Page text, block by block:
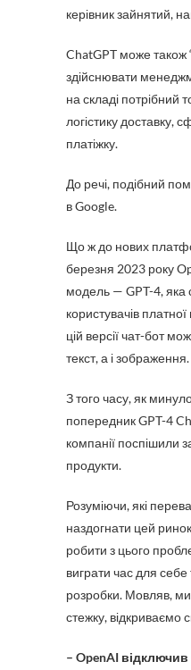
керівник зайнятий,
ChatGPT може також
здійснювати
на складі потрібний
логістику доставку,
платіжку.
До речі, подібний
в Google.
Що ж до нових
березня 2023 року
модель — GPT-4, яка
користувачів
цій версії чат-бот
текст, а і зображення.
З того часу, як
попередник GPT-4
компанії поспішили
продукти.
Розуміючи, які
наздогнати цей
робити з цього
виграти час для себе
розробки. Мовляв,
стежку, відкриваємо
– OpenAI відключив